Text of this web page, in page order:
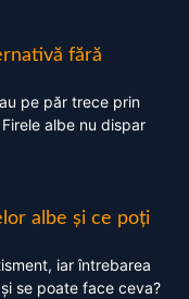
fără
pe păr trece prin
albe nu dispar
albe și ce poți
iar întrebarea
se poate face ceva?